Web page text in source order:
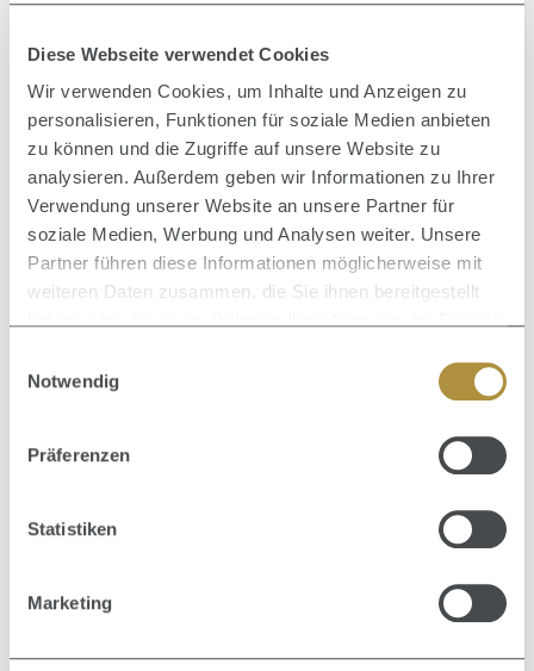
Diese Webseite verwendet Cookies
Wir verwenden Cookies, um Inhalte und Anzeigen zu
personalisieren, Funktionen für soziale Medien anbieten
zu können und die Zugriffe auf unsere Website zu
analysieren. Außerdem geben wir Informationen zu Ihrer
Verwendung unserer Website an unsere Partner für
soziale Medien, Werbung und Analysen weiter. Unsere
Partner führen diese Informationen möglicherweise mit
weiteren Daten zusammen, die Sie ihnen bereitgestellt
Notwendig
Präferenzen
Statistiken
Marketing
SHAMPOO
Inhalt:0.35 Liter (56,86 € / 1 Liter)
Verkaufspreis:
19,90 € Regulärer Preis:
30,90 € (35.6% gespart)